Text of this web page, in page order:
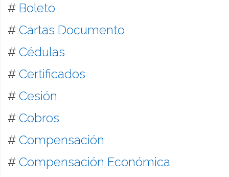
# Boleto
# Cartas Documento
# Cédulas
# Certificados
# Cesión
# Cobros
# Compensación
# Compensación Económica